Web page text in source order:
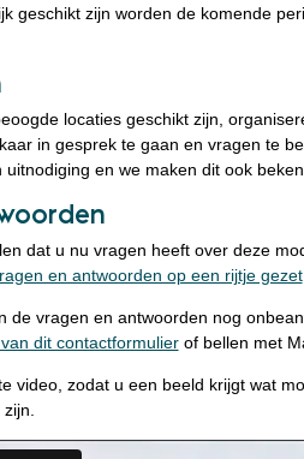
geschikt zijn worden de komende
locaties geschikt zijn,
in gesprek te gaan en vragen te
uitnodiging en we maken dit ook
dat u nu vragen heeft over deze
en antwoorden op een rijtje gezet.
de vragen en antwoorden nog
dit contactformulierof bellen met
video, zodat u een beeld krijgt wat